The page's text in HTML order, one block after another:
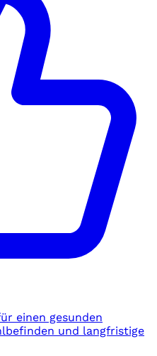
einen gesunden
und langfristige